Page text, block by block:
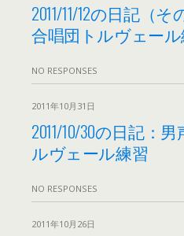
2011/11/12の日記（
合唱団トルヴェー
NO RESPONSES
2011年10月31日
2011/10/30の日記：
ルヴェール練習
NO RESPONSES
2011年10月26日